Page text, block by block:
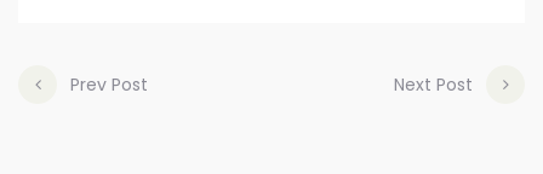
Prev Post Next Post